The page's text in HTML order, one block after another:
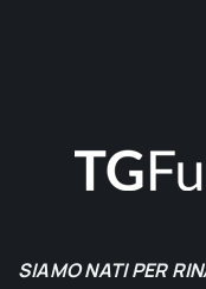
SIAMO NATI PER